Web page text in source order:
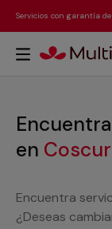
Servicios con garantía
en
Encuentra
¿Deseas